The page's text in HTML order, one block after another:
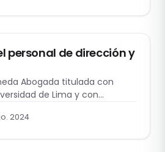
personal de dirección y
Abogada titulada con
de Lima y con…
2024